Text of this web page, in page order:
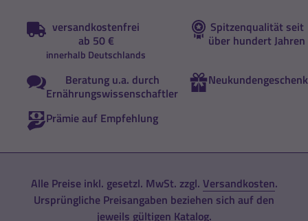
versandkostenfrei
ab 50 €
innerhalb Deutschlands
Spitzenqualität seit
über hundert Jahren
Beratung u.a. durch
Ernährungswissenschaftler
Neukundengeschenk
Prämie auf Empfehlung
Alle Preise inkl. gesetzl. MwSt. zzgl. Versandkosten.
Ursprüngliche Preisangaben beziehen sich auf den
jeweils gültigen Katalog.